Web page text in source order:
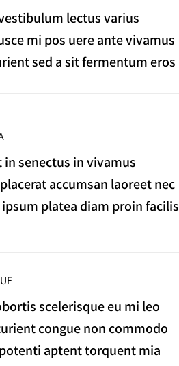
lectus varius
mi pos uere ante vivamus
sed a sit fermentum eros.
senectus in vivamus
accumsan laoreet nec
platea diam proin facilis.
scelerisque eu mi leo
congue non commodo
aptent torquent mia.